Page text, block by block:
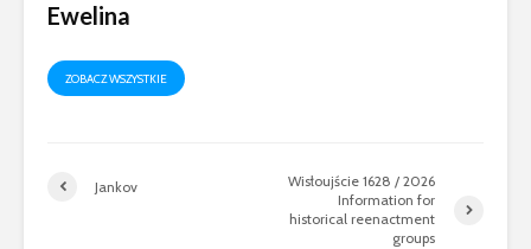
Ewelina
ZOBACZ WSZYSTKIE
Jankov
Wisłoujście 1628 / 2026
Information for
historical reenactment
groups